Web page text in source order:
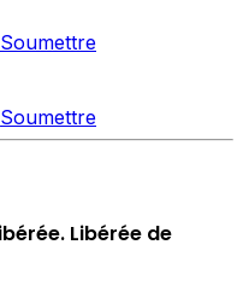
Soumettre
Soumettre
Libérée de